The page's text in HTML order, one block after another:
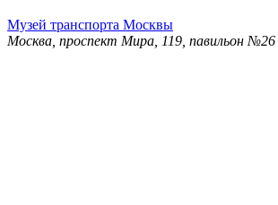
Музей транспорта Москвы
Москва, проспект Мира, 119, павильон №26